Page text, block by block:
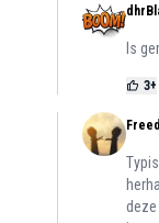
Is
3+